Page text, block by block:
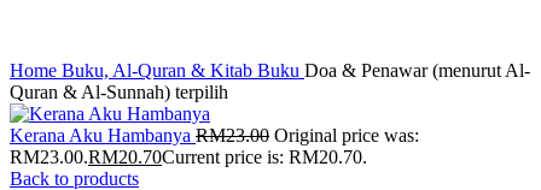
Home Buku, Al-Quran & Kitab Buku Doa & Penawar (menurut Al-
Quran & Al-Sunnah) terpilih
Kerana Aku Hambanya RM23.00 Original price was:
RM23.00.RM20.70Current price is: RM20.70.
Back to products